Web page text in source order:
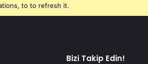
to to refresh it.
Bizi Takip Edin!